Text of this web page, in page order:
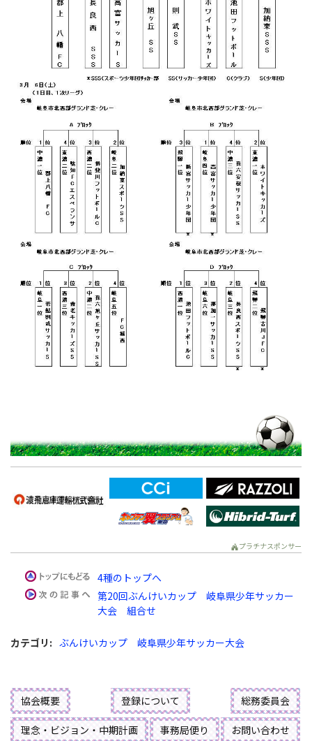
プラチナスポンサー
4種のトップへ
第20回ぶんけいカップ 岐阜県少年サッカー
大会 組合せ
カテゴリ : ぶんけいカップ 岐阜県少年サッカー大会
協会概要 登録について 総務委員会
理念・ビジョン・中期計画 事務局便り お問い合わせ